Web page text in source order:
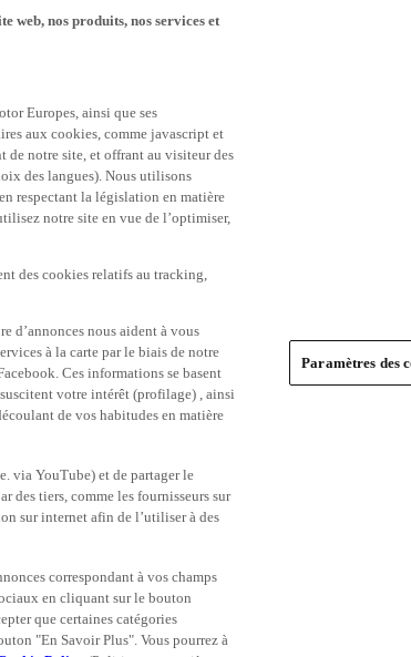
web, nos produits, nos services et
Europes, ainsi que ses
aux cookies, comme javascript et
notre site, et offrant au visiteur des
des langues). Nous utilisons
respectant la législation en matière
notre site en vue de l’optimiser,
des cookies relatifs au tracking,
d’annonces nous aident à vous
à la carte par le biais de notre
Ces informations se basent
votre intérêt (profilage) , ainsi
de vos habitudes en matière
via YouTube) et de partager le
des tiers, comme les fournisseurs sur
sur internet afin de l’utiliser à des
correspondant à vos champs
en cliquant sur le bouton
que certaines catégories
"En Savoir Plus". Vous pourrez à
Paramètres des